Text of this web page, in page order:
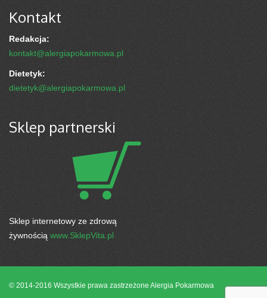
Kontakt
Redakcja:
kontakt@alergiapokarmowa.pl
Dietetyk:
dietetyk@alergiapokarmowa.pl
Sklep partnerski
Sklep internetowy ze zdrową
żywnością www.SklepVita.pl
© 2014-2016 Wszystkie prawa zastrzeżone Alergia Pokarmowa